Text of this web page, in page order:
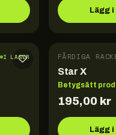
Lägg
I LAGER FÄRDIGA
Star X
Betygsätt
195,00kr
Lägg